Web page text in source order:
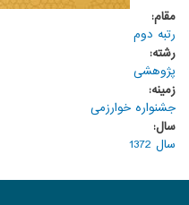
مقام:
رتبه دوم
رشته:
پژوهشی
زمینه:
جشنواره خوارزمی
سال:
سال 1372